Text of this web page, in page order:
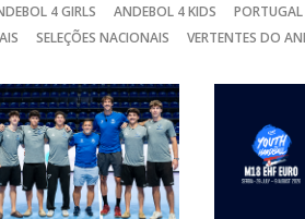
VITÓRIA SC
GINÁSIOCSTIRSO / RETROTARGET
FC PORTO
4 GIRLS ANDEBOL 4 KIDS PORTUGAL
SELEÇÕES NACIONAIS VERTENTES DO